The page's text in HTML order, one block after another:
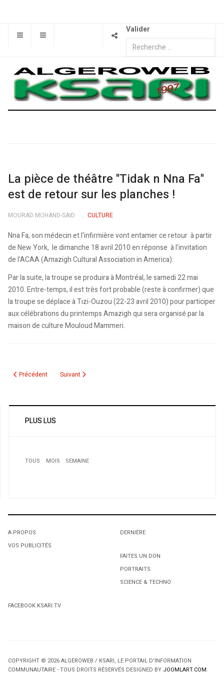
Valider
La pièce de théâtre ''Tidak n Nna Fa''
est de retour sur les planches !
MOURAD MOHAND-SAID CULTURE
Nna Fa, son médecin et l'infirmière vont entamer ce retour à partir
de New York, le dimanche 18 avril 2010 en réponse à l’invitation
de l'ACAA (Amazigh Cultural Association in America).
Par la suite, la troupe se produira à Montréal, le samedi 22 mai
2010. Entre-temps, il est très fort probable (reste à confirmer) que
la troupe se déplace à Tizi-Ouzou (22-23 avril 2010) pour participer
aux célébrations du printemps Amazigh qui sera organisé par la
maison de culture Mouloud Mammeri.
Article précédent : La Méditerranée sur les rives du Saint-Laurent: Une
Précédent Article suivant : Lynda Thalie: Une ouverture sur le monde
Suivant
PLUS LUS
TOUS MOIS
SEMAINE
La Méditerranée sur les rives du Saint-Laurent: Une
histoire des Algériens au Canada
3
Culture : L’Algérie participera au 7e Festival du monde
L’ange du Raï, venu spécialement pour chasser les
L'octroi accidentel du Gant Court.
L'octroi accidentel du Gant Court.
A PROPOS
VOS PUBLICITÉS
DERNIÈRE
FAITES UN DON
PORTRAITS
SCIENCE & TECHNO
FACEBOOK KSARI.TV
COPYRIGHT © 2026 ALGEROWEB / KSARI, LE PORTAIL D'INFORMATION
COMMUNAUTAIRE - TOUS DROITS RÉSERVÉS DESIGNED BY JOOMLART.COM.